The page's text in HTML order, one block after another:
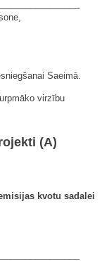
Saeimā.
virzību
(A)
kvotu sadalei